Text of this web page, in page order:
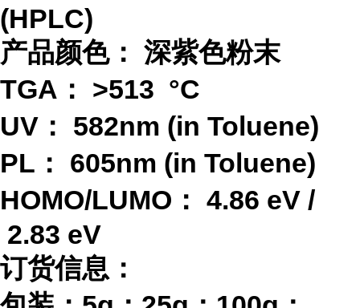
(HPLC)
产品颜色： 深紫色粉末
TGA：
>513 °C
UV：
582nm (in Toluene)
PL：
605nm (in Toluene)
HOMO/LUMO： 4.86 eV /
2.83 eV
订货信息：